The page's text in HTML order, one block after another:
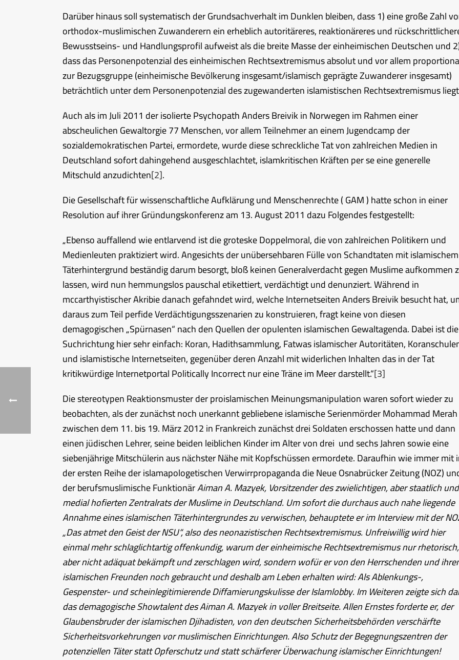
Darüber hinaus soll systematisch der Grundsachverhalt im Dunklen bleiben, dass 1) eine große Zahl
orthodox-muslimischen Zuwanderern ein erheblich autoritäreres, reaktionäreres und
Bewusstseins- und Handlungsprofil aufweist als die breite Masse der einheimischen Deutschen und
dass das Personenpotenzial des einheimischen Rechtsextremismus absolut und vor allem
zur Bezugsgruppe (einheimische Bevölkerung insgesamt/islamisch geprägte Zuwanderer insgesamt)
beträchtlich unter dem Personenpotenzial des zugewanderten islamistischen Rechtsextremismus
Auch als im Juli 2011 der isolierte Psychopath Anders Breivik in Norwegen im Rahmen einer
abscheulichen Gewaltorgie 77 Menschen, vor allem Teilnehmer an einem Jugendcamp der
sozialdemokratischen Partei, ermordete, wurde diese schreckliche Tat von zahlreichen Medien in
Deutschland sofort dahingehend ausgeschlachtet, islamkritischen Kräften per se eine generelle
Mitschuld anzudichten[2].
Die Gesellschaft für wissenschaftliche Aufklärung und Menschenrechte ( GAM ) hatte schon in einer
Resolution auf ihrer Gründungskonferenz am 13. August 2011 dazu Folgendes festgestellt:
„Ebenso auffallend wie entlarvend ist die groteske Doppelmoral, die von zahlreichen Politikern und
Medienleuten praktiziert wird. Angesichts der unübersehbaren Fülle von Schandtaten mit islamischem
Täterhintergrund beständig darum besorgt, bloß keinen Generalverdacht gegen Muslime aufkommen
lassen, wird nun hemmungslos pauschal etikettiert, verdächtigt und denunziert. Während in
mccarthyistischer Akribie danach gefahndet wird, welche Internetseiten Anders Breivik besucht hat,
daraus zum Teil perfide Verdächtigungsszenarien zu konstruieren, fragt keine von diesen
demagogischen „Spürnasen“ nach den Quellen der opulenten islamischen Gewaltagenda. Dabei ist die
Suchrichtung hier sehr einfach: Koran, Hadithsammlung, Fatwas islamischer Autoritäten,
und islamistische Internetseiten, gegenüber deren Anzahl mit widerlichen Inhalten das in der Tat
kritikwürdige Internetportal Politically Incorrect nur eine Träne im Meer darstellt.“[3]
Die stereotypen Reaktionsmuster der proislamischen Meinungsmanipulation waren sofort wieder zu
beobachten, als der zunächst noch unerkannt gebliebene islamische Serienmörder Mohammad Merah
zwischen dem 11. bis 19. März 2012 in Frankreich zunächst drei Soldaten erschossen hatte und dann
einen jüdischen Lehrer, seine beiden leiblichen Kinder im Alter von drei und sechs Jahren sowie eine
siebenjährige Mitschülerin aus nächster Nähe mit Kopfschüssen ermordete. Daraufhin wie immer mit
der ersten Reihe der islamapologetischen Verwirrpropaganda die Neue Osnabrücker Zeitung (NOZ)
der berufsmuslimische FunktionärAiman A. Mazyek, Vorsitzender des zwielichtigen, aber staatlich und
medial hofierten Zentralrats der Muslime in Deutschland. Um sofort die durchaus auch nahe liegende
Annahme eines islamischen Täterhintergrundes zu verwischen, behauptete er im Interview mit der
„Das atmet den Geist der NSU“, also des neonazistischen Rechtsextremismus. Unfreiwillig wird hier
einmal mehr schlaglichtartig offenkundig, warum der einheimische Rechtsextremismus nur rhetorisch,
aber nicht adäquat bekämpft und zerschlagen wird, sondern wofür er von den Herrschenden und
islamischen Freunden noch gebraucht und deshalb am Leben erhalten wird: Als Ablenkungs-,
Gespenster- und scheinlegitimierende Diffamierungskulisse der Islamlobby. Im Weiteren zeigte sich
das demagogische Showtalent des Aiman A. Mazyek in voller Breitseite. Allen Ernstes forderte er, der
Glaubensbruder der islamischen Djihadisten, von den deutschen Sicherheitsbehörden verschärfte
Sicherheitsvorkehrungen vor muslimischen Einrichtungen. Also Schutz der Begegnungszentren der
potenziellen Täter statt Opferschutz und statt schärferer Überwachung islamischer Einrichtungen!